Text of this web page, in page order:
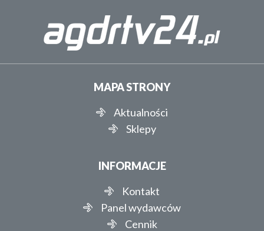
MAPA STRONY
Aktualności
Sklepy
INFORMACJE
Kontakt
Panel wydawców
Cennik